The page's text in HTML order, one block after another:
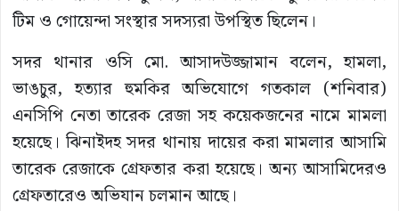
টিম ও গোয়েন্দা সংস্থার সদস্যরা উপস্থিত ছিলেন।
সদর থানার ওসি মো. আসাদউজ্জামান বলেন, হামলা,
ভাঙচুর, হত্যার হুমকির অভিযোগে গতকাল (শনিবার)
এনসিপি নেতা তারেক রেজা সহ কয়েকজনের নামে মামলা
হয়েছে। ঝিনাইদহ সদর থানায় দায়ের করা মামলার আসামি
তারেক রেজাকে গ্রেফতার করা হয়েছে। অন্য আসামিদেরও
গ্রেফতারেও অভিযান চলমান আছে।